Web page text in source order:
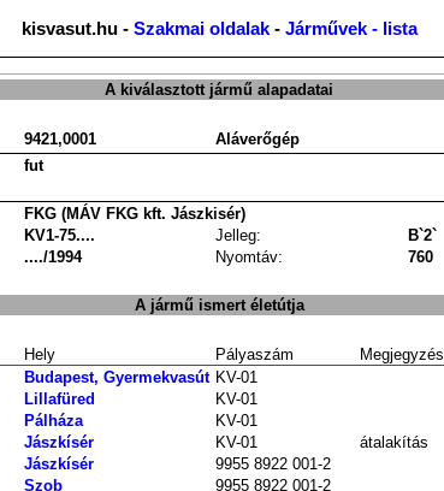
kisvasut.hu - Szakmai oldalak- Járművek - lista
A kiválasztott jármű alapadatai
9421,0001
Aláverőgép
fut
FKG (MÁV FKG kft. Jászkisér)
KV1-75.... Jelleg:
B`2`
..../1994 Nyomtáv: 760
A jármű ismert életútja
Hely Pályaszám
Megjegyzés
Budapest, Gyermekvasút KV-01
Lillafüred
KV-01
Pálháza
KV-01
Jászkísér KV-01
átalakítás
Jászkísér
9955 8922 001-2
Szob 9955 8922 001-2